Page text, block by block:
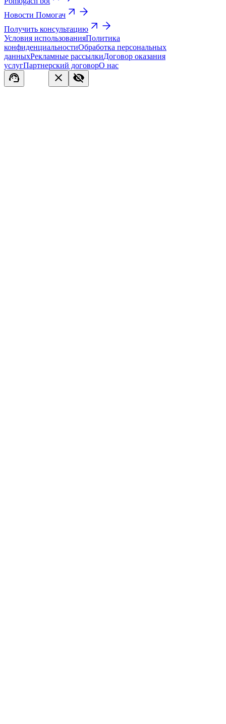
Новости Помогач
Получить консультацию
Условия использованияПолитика
конфиденциальностиОбработка персональных
данныхРекламные рассылкиДоговор оказания
услугПартнерский договорО нас